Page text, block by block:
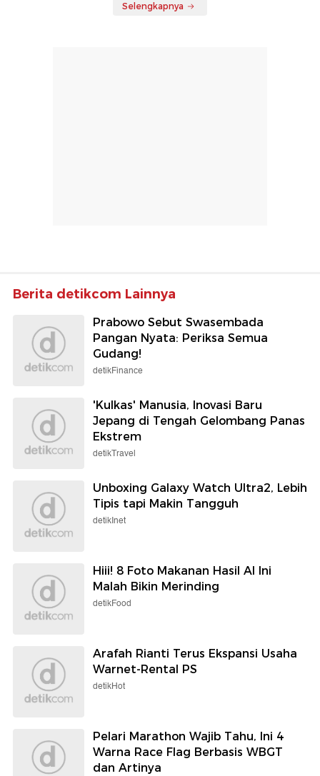
Selengkapnya
Berita detikcom Lainnya
Prabowo Sebut Swasembada
Pangan Nyata: Periksa Semua
Gudang!
detikFinance
'Kulkas' Manusia, Inovasi Baru
Jepang di Tengah Gelombang Panas
Ekstrem
detikTravel
Unboxing Galaxy Watch Ultra2, Lebih
Tipis tapi Makin Tangguh
detikInet
Hiii! 8 Foto Makanan Hasil AI Ini
Malah Bikin Merinding
detikFood
Arafah Rianti Terus Ekspansi Usaha
Warnet-Rental PS
detikHot
Pelari Marathon Wajib Tahu, Ini 4
Warna Race Flag Berbasis WBGT
dan Artinya